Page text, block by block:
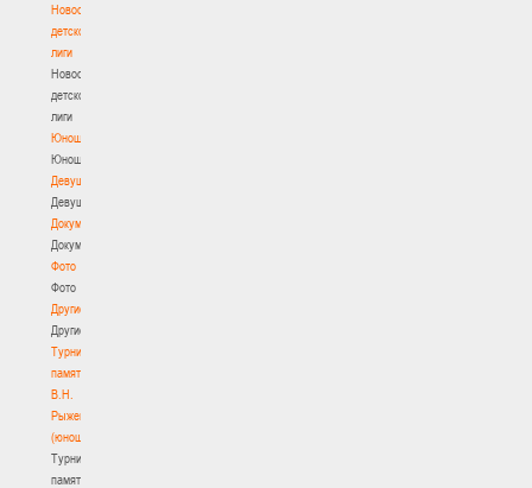
Новости
детской
лиги
Новости
детской
лиги
Юноши
Юноши
Девушки
Девушки
Документы
Документы
Фото
Фото
Другие
Другие
Турнир
памяти
В.Н.
Рыженкова
(юноши)
Турнир
памяти